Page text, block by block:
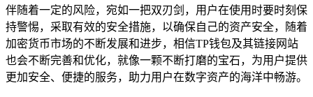
伴随着一定的风险，宛如一把双刃剑，用户在使用时要时刻保
持警惕，采取有效的安全措施，以确保自己的资产安全，随着
加密货币市场的不断发展和进步，相信TP钱包及其链接网站
也会不断完善和优化，就像一颗不断打磨的宝石，为用户提供
更加安全、便捷的服务，助力用户在数字资产的海洋中畅游。